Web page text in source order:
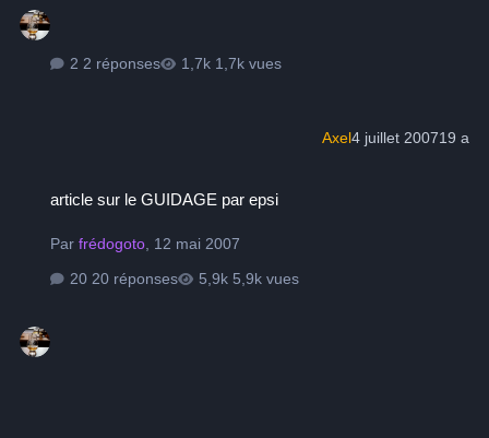
2 réponses 1,7k vues
Axel4 juillet 200719 a
article sur le GUIDAGE par epsi
Parfrédogoto, 12 mai 2007
20 réponses
5,9k vues